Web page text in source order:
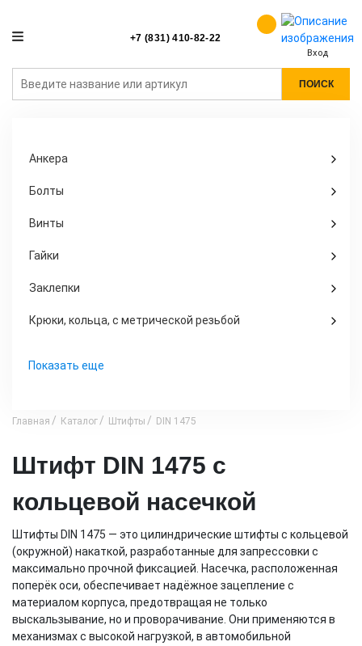
+7 (831) 410-82-22
Вход
ПОИСК
Анкера
Болты
Винты
Гайки
Заклепки
Крюки, кольца, с метрической резьбой
Показать еще
Главная Каталог Штифты DIN 1475
Штифт DIN 1475 с
кольцевой насечкой
Штифты DIN 1475 — это цилиндрические штифты с кольцевой
(окружной) накаткой, разработанные для запрессовки с
максимально прочной фиксацией. Насечка, расположенная
поперёк оси, обеспечивает надёжное зацепление с
материалом корпуса, предотвращая не только
выскальзывание, но и проворачивание. Они применяются в
механизмах с высокой нагрузкой, в автомобильной